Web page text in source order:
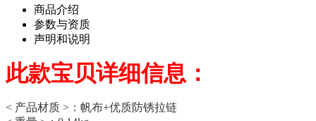
商品介绍
参数与资质
声明和说明
此款宝贝详细信息：
< 产品材质 >：帆布+优质防锈拉链